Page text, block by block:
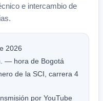
e intercambio de
2026
— hora de Bogotá
de la SCI, carrera 4
por YouTube